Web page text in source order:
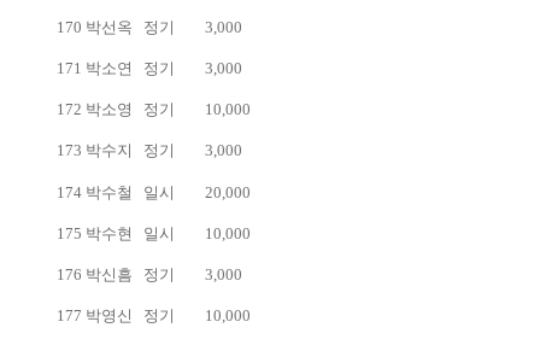
170 박선옥 정기 3,000
171 박소연 정기 3,000
172 박소영 정기 10,000
173 박수지 정기 3,000
174 박수철 일시 20,000
175 박수현 일시 10,000
176 박신흠 정기 3,000
177 박영신 정기 10,000